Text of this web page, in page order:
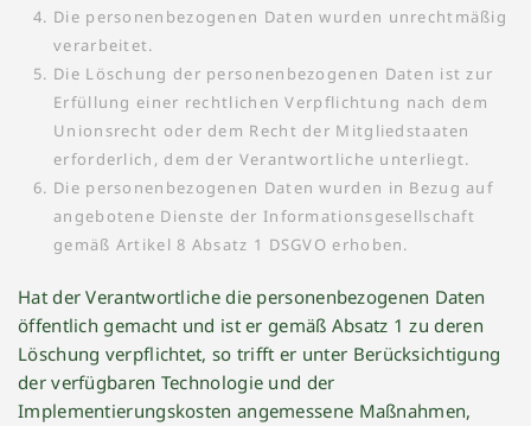
Die personenbezogenen Daten wurden unrechtmäßig
verarbeitet.
Die Löschung der personenbezogenen Daten ist zur
Erfüllung einer rechtlichen Verpflichtung nach dem
Unionsrecht oder dem Recht der Mitgliedstaaten
erforderlich, dem der Verantwortliche unterliegt.
Die personenbezogenen Daten wurden in Bezug auf
angebotene Dienste der Informationsgesellschaft
gemäß Artikel 8 Absatz 1 DSGVO erhoben.
Hat der Verantwortliche die personenbezogenen Daten
öffentlich gemacht und ist er gemäß Absatz 1 zu deren
Löschung verpflichtet, so trifft er unter Berücksichtigung
der verfügbaren Technologie und der
Implementierungskosten angemessene Maßnahmen,